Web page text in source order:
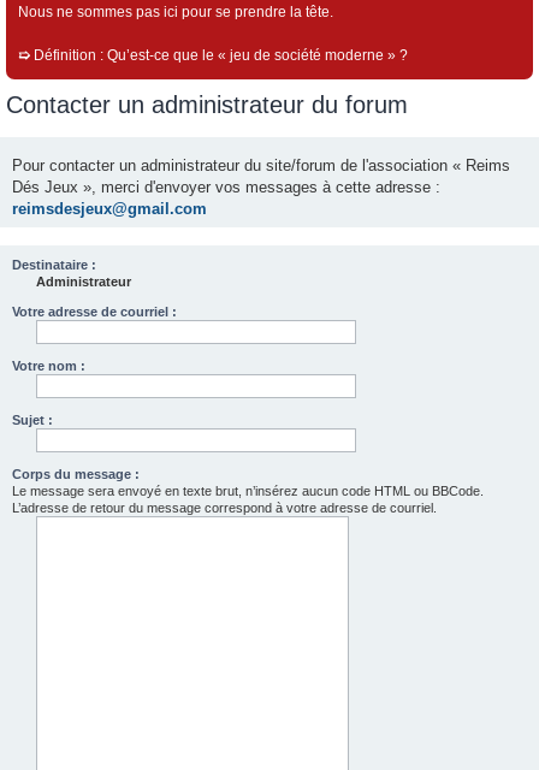
Nous ne sommes pas ici pour se prendre la tête.
➯ Définition : Qu’est-ce que le « jeu de société moderne » ?
Contacter un administrateur du forum
Pour contacter un administrateur du site/forum de l'association « Reims
Dés Jeux », merci d'envoyer vos messages à cette adresse :
reimsdesjeux@gmail.com
Destinataire :
Administrateur
Votre adresse de courriel :
Votre nom :
Sujet :
Corps du message :
Le message sera envoyé en texte brut, n’insérez aucun code HTML ou BBCode.
L’adresse de retour du message correspond à votre adresse de courriel.